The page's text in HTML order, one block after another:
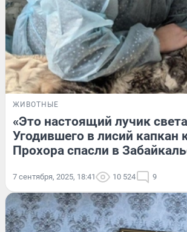
ЖИВОТНЫЕ
«Это настоящий лучик
Угодившего в лисий капкан
Прохора спасли в
7 сентября, 2025, 18:41 10 524 9